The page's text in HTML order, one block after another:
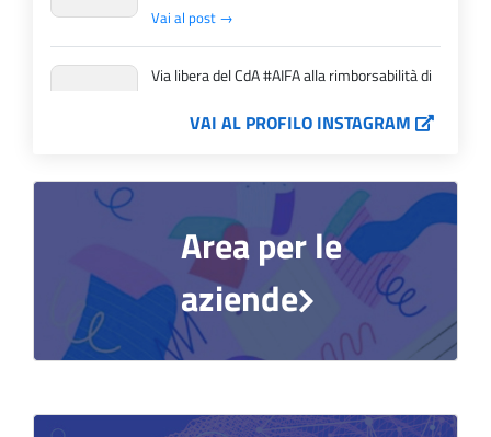
Vai al post →
Via libera del CdA #AIFA alla rimborsabilità di
indicazione ter...
L'Italia si conferma tra i primi Paesi europei
per l'accesso ai #farmaci orfani rimborsati
dal Servi...
Vai al post →
💜 Il 29 giugno #AIFA si è illuminata di viola in
occasione della XVII Giornata Mondiale della
Vai al post →
VAI AL PROFILO INSTAGRAM
Area per le
aziende